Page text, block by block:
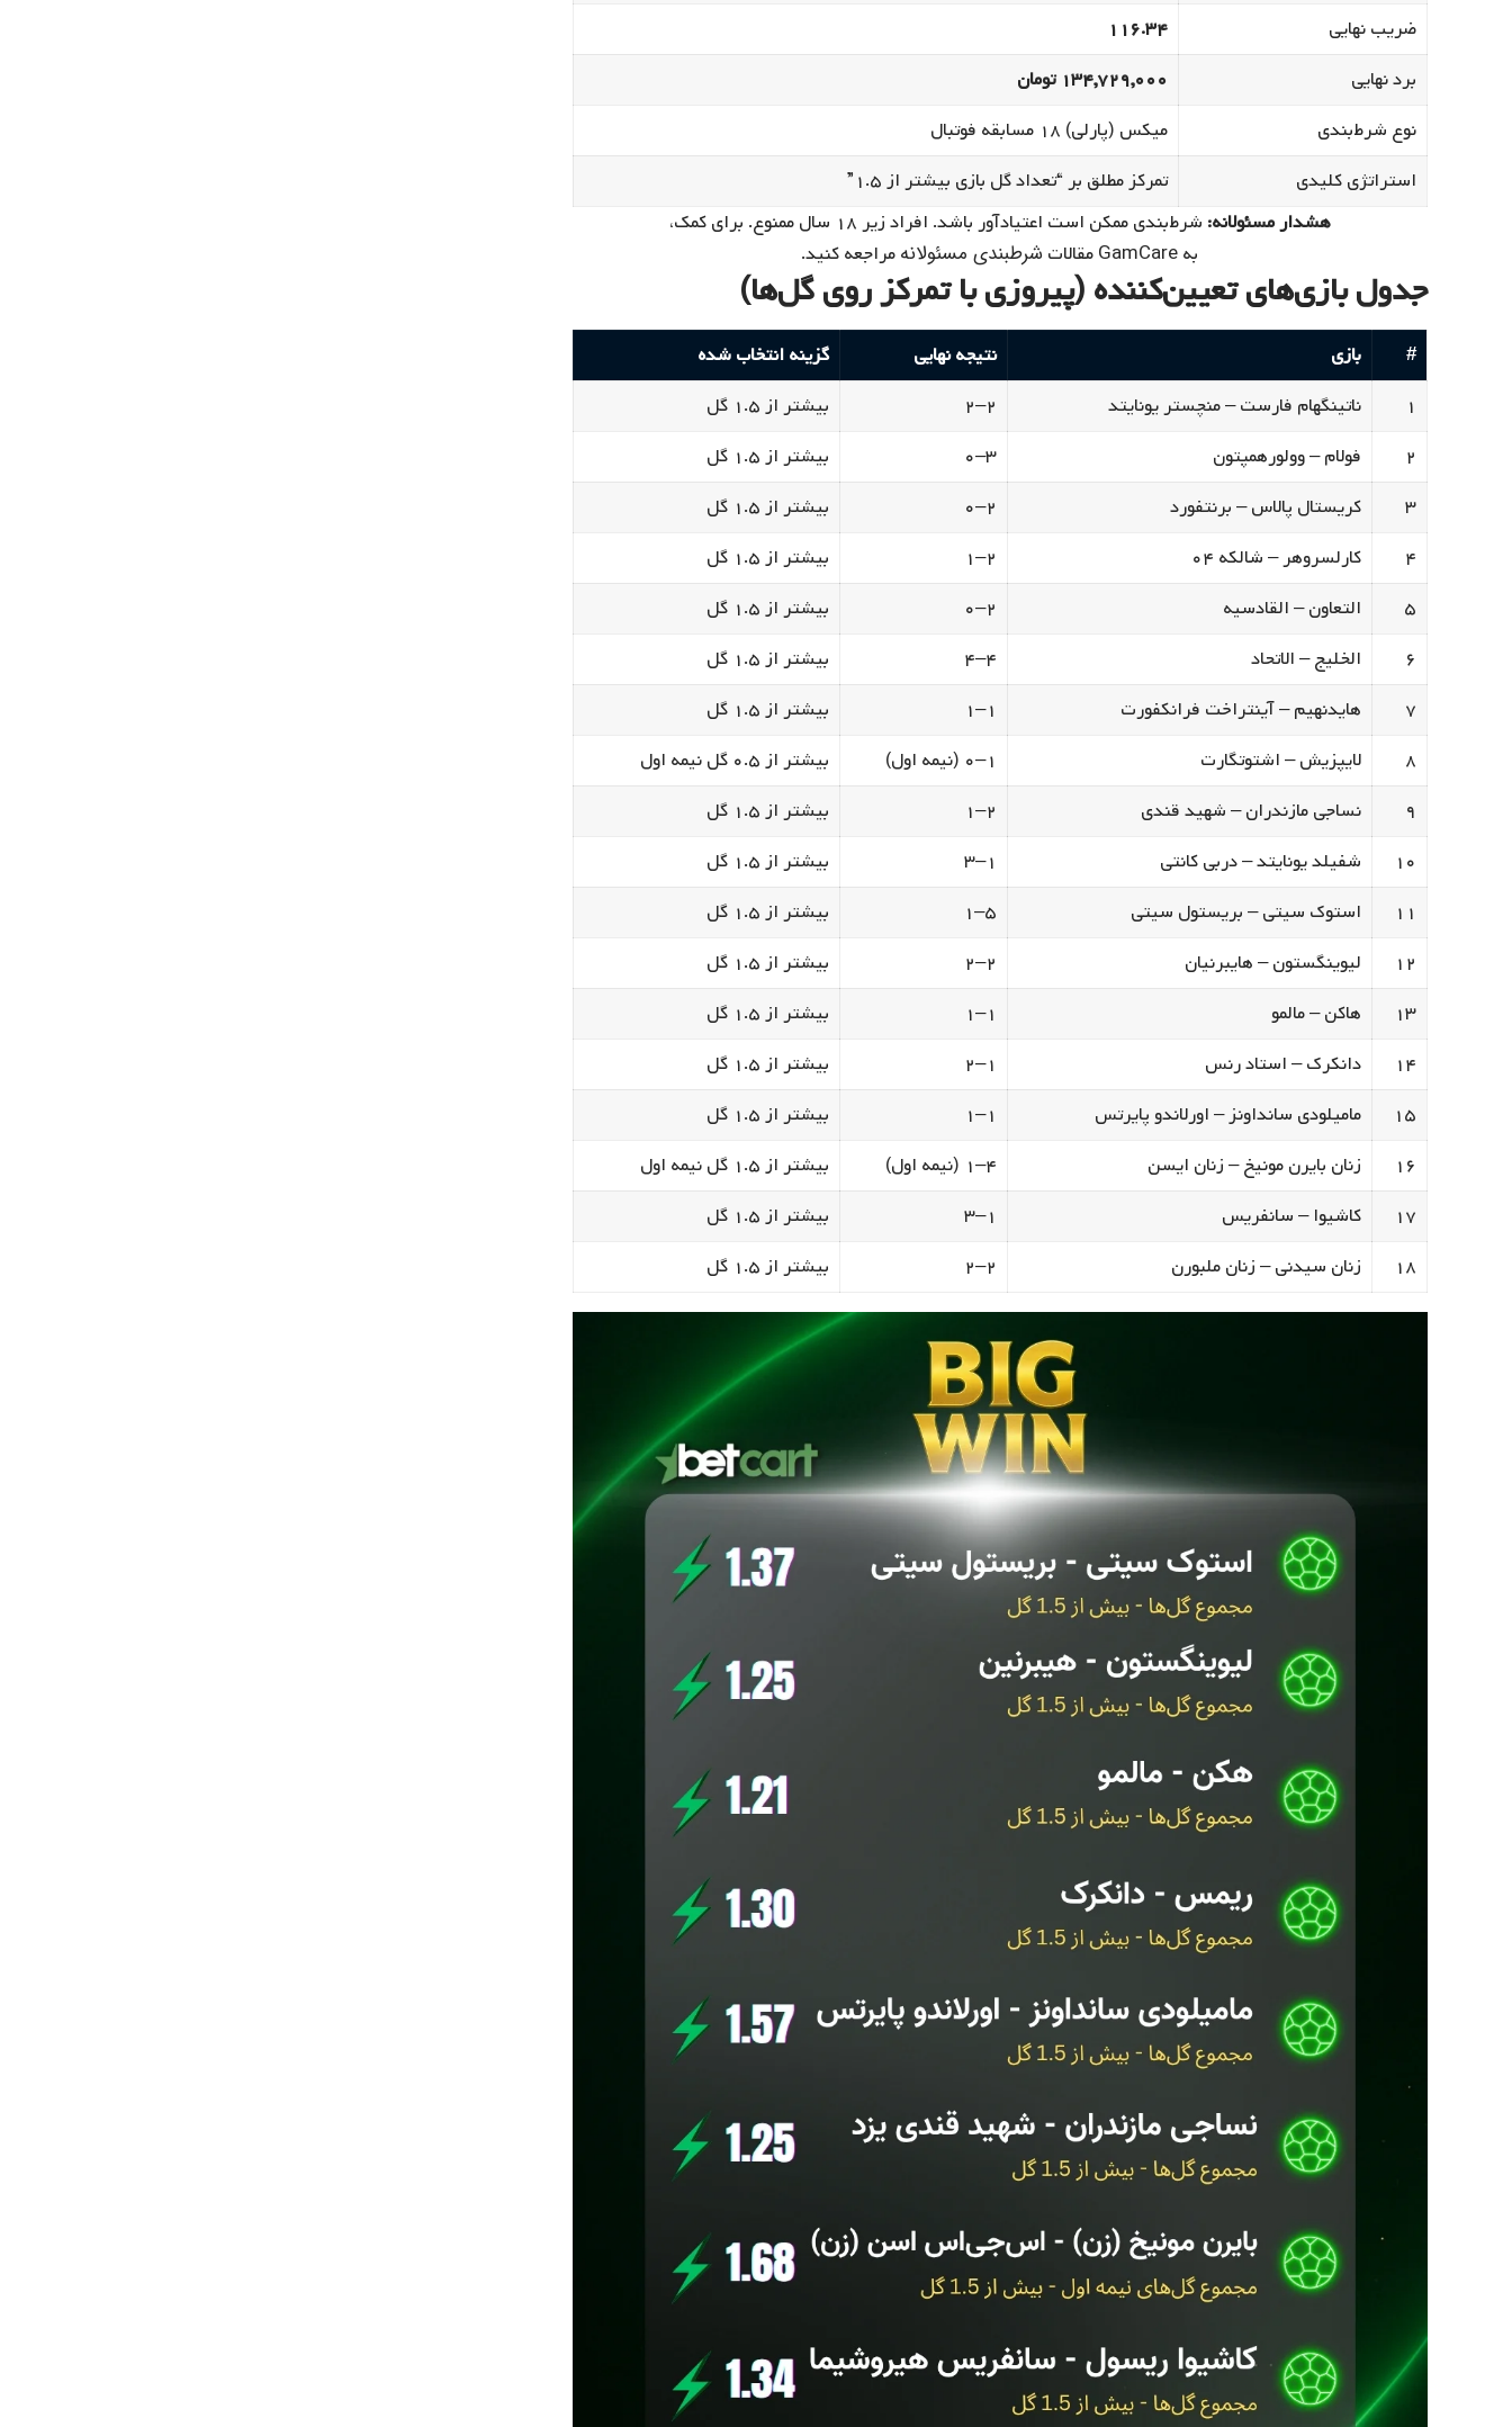
ضریب نهایی
۱۱۶.۳۴
برد نهایی
۱۳۴,۷۲۹,۰۰۰ تومان
نوع شرط‌بندی
میکس (پارلی) ۱۸ مسابقه فوتبال
استراتژی کلیدی
تمرکز مطلق بر “تعداد گل بازی بیشتر از ۱.۵”
هشدار مسئولانه:
شرط‌بندی ممکن است اعتیادآور باشد. افراد زیر ۱۸ سال ممنوع. برای کمک،
بهGamCareمقالات شرطبندی مسئولانهمراجعه کنید.
جدول بازی‌های تعیین‌کننده (پیروزی با تمرکز روی گل‌ها)
# بازی نتیجه نهایی
گزینه انتخاب شده
۱
ناتینگهام فارست – منچستر یونایتد ۲–۲
بیشتر از ۱.۵ گل
۲
فولام – وولورهمپتون ۳–۰
بیشتر از ۱.۵ گل
۳
کریستال پالاس – برنتفورد ۲–۰
بیشتر از ۱.۵ گل
۴
کارلسروهر – شالکه ۰۴ ۲–۱
بیشتر از ۱.۵ گل
۵
التعاون – القادسیه ۲–۰
بیشتر از ۱.۵ گل
۶
الخلیج – الاتحاد ۴–۴
بیشتر از ۱.۵ گل
۷
هایدنهیم – آینتراخت فرانکفورت ۱–۱
بیشتر از ۱.۵ گل
۸
لایپزیش – اشتوتگارت ۱–۰ (نیمه اول)
بیشتر از ۰.۵ گل نیمه اول
۹
نساجی مازندران – شهید قندی ۲–۱
بیشتر از ۱.۵ گل
۱۰
شفیلد یونایتد – دربی کانتی ۱–۳
بیشتر از ۱.۵ گل
۱۱
استوک سیتی – بریستول سیتی ۵–۱
بیشتر از ۱.۵ گل
۱۲
لیوینگستون – هایبرنیان ۲–۲
بیشتر از ۱.۵ گل
۱۳
هاکن – مالمو ۱–۱
بیشتر از ۱.۵ گل
۱۴
دانکرک – استاد رنس ۱–۲
بیشتر از ۱.۵ گل
۱۵
مامیلودی سانداونز – اورلاندو پایرتس ۱–۱
بیشتر از ۱.۵ گل
۱۶
زنان بایرن مونیخ – زنان ایسن ۴–۱ (نیمه اول)
بیشتر از ۱.۵ گل نیمه اول
۱۷
کاشیوا – سانفریس ۱–۳
بیشتر از ۱.۵ گل
۱۸
زنان سیدنی – زنان ملبورن ۲–۲ بیشتر از ۱.۵ گل